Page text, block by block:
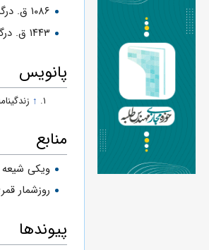
۱۰۸۶ ق. درگذشت "
۱۴۴۳ ق. درگذشت "
پانویس
↑
منابع
ویکی شیعه
روزشمار
پیوندها